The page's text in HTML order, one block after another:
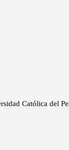
Católica del